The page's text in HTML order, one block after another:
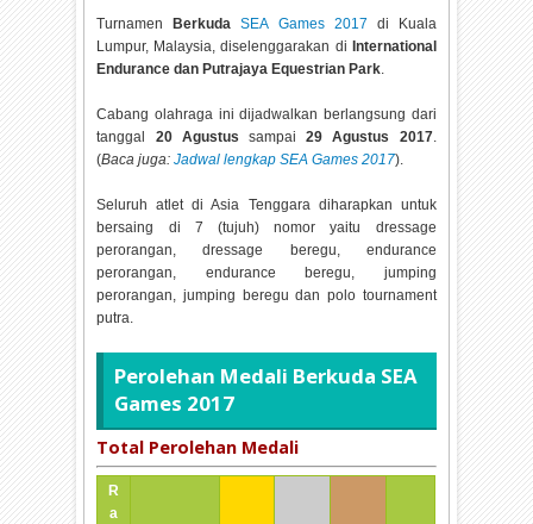
Turnamen Berkuda SEA Games 2017 di Kuala
Lumpur, Malaysia, diselenggarakan di International
Endurance dan Putrajaya Equestrian Park.
Cabang olahraga ini dijadwalkan berlangsung dari
tanggal 20 Agustus sampai29 Agustus 2017.
(Baca juga:Jadwal lengkap SEA Games 2017).
Seluruh atlet di Asia Tenggara diharapkan untuk
bersaing di 7 (tujuh) nomor yaitu dressage
perorangan, dressage beregu, endurance
perorangan, endurance beregu, jumping
perorangan, jumping beregu dan polo tournament
putra.
Perolehan Medali Berkuda SEA
Games 2017
Total Perolehan Medali
R
a